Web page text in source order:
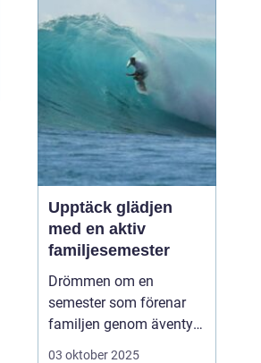
mysiga hotell och
närheten till natur, kultur
Upptäck glädjen
med en aktiv
familjesemester
Drömmen om en
semester som förenar
familjen genom äventyr
och nya upplevelser är
03 oktober 2025